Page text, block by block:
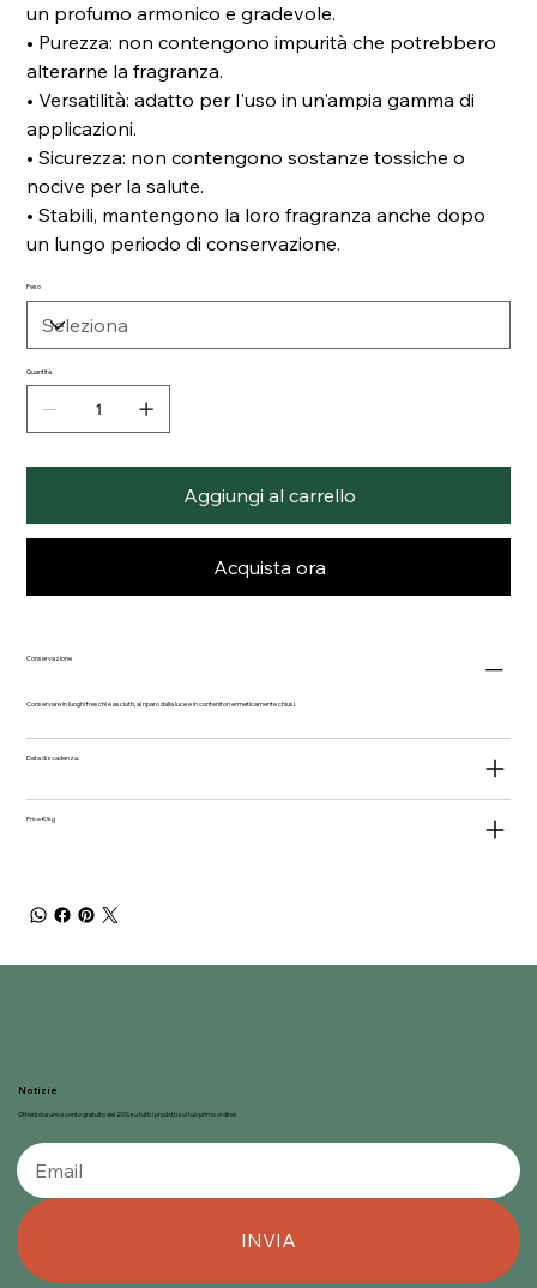
un profumo armonico e gradevole.
• Purezza: non contengono impurità che potrebbero
alterarne la fragranza.
• Versatilità: adatto per l'uso in un'ampia gamma di
applicazioni.
• Sicurezza: non contengono sostanze tossiche o
nocive per la salute.
• Stabili, mantengono la loro fragranza anche dopo
un lungo periodo di conservazione.
Peso
Quantità
Aggiungi al carrello
Acquista ora
Conservazione
Conservare in luoghi freschi e asciutti, al riparo dalla luce e in contenitori ermeticamente chiusi.
Data di scadenza.
Price €/kg
Notizie
Ottieni ora uno sconto gratuito del 20% su tutti i prodotti sul tuo primo ordine!
INVIA